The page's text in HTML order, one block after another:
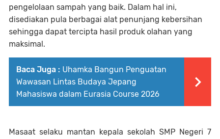
pengelolaan sampah yang baik. Dalam hal ini,
disediakan pula berbagai alat penunjang kebersihan
sehingga dapat tercipta hasil produk olahan yang
maksimal.
Baca Juga : Uhamka Bangun Penguatan
Wawasan Lintas Budaya Jepang
Mahasiswa dalam Eurasia Course 2026
Masaat selaku mantan kepala sekolah SMP Negeri 7